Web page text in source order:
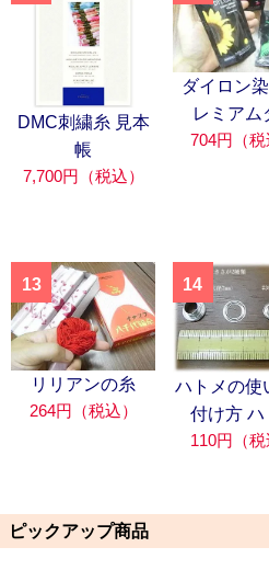
DMC刺繍糸 見本
帳
7,700円（税込）
ダイロン
レミアム
704円（税
13
リリアンの糸
264円（税込）
14
ハトメの使
付け方 ハ
110円（税
ピックアップ商品